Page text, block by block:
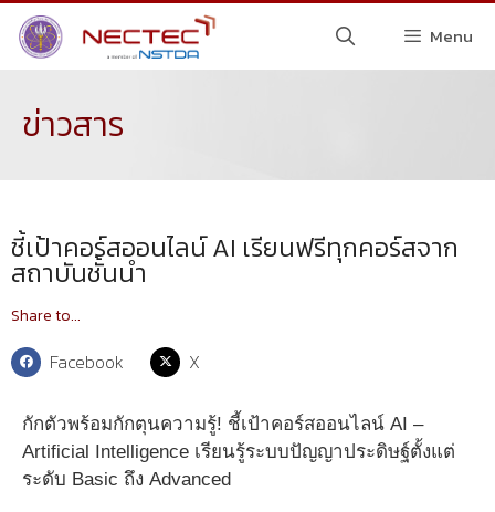
Menu
ข่าวสาร
ชี้เป้าคอร์สออนไลน์ AI เรียนฟรีทุกคอร์สจาก
สถาบันชั้นนำ
Share to...
Facebook X
กักตัวพร้อมกักตุนความรู้! ชี้เป้าคอร์สออนไลน์ AI –
Artificial Intelligence เรียนรู้ระบบปัญญาประดิษฐ์ตั้งแต่
ระดับ Basic ถึง Advanced